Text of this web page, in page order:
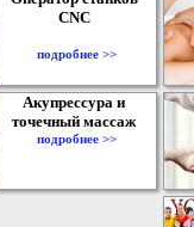
CNC
подробнее >>
Акупрессура и
точечный массаж
подробнее >>